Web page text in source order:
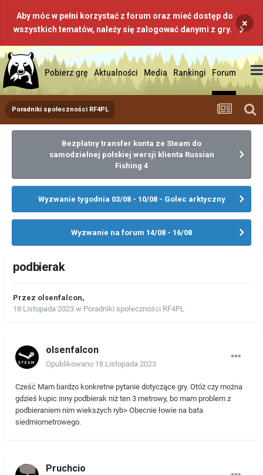
Aby móc w pełni korzystać z forum oraz mieć dostęp do
wszystkich tematów, należy się zalogować danymi z gry.
×
Pobierz grę Aktualności Media Rankingi Forum
Poradniki społeczności RF4PL
Bezpłatny transfer konta ze Steam do
samodzielnej polskiej wersji klienta Russian
Fishing 4
Wyzwanie tygodnia 03/08 - 10/08 - Golec arktyczny
Wyzwanie na forum 14/08 - 16/08
podbierak
Przez olsenfalcon,
18 Listopada 2023 w Poradniki społeczności RF4PL
olsenfalcon
Opublikowano 18 Listopada 2023
Cześć Mam bardzo konkretne pytanie dotyczące gry. Otóż czy można
gdzieś kupic inny podbierak niż ten 3 metrowy, bo mam problem z
podbieraniem nim wiekszych ryb> Obecnie łowie na bata
siedmiometrowego.
Pruchcio